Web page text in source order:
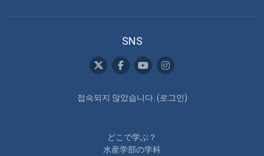
SNS
접속되지 않았습니다. (로그인)
どこで学ぶ？
水産学部の学科